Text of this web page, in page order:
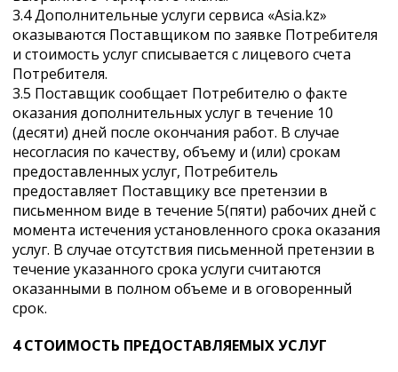
3.4 Дополнительные услуги сервиса «Asia.kz»
оказываются Поставщиком по заявке Потребителя
и стоимость услуг списывается с лицевого счета
Потребителя.
3.5 Поставщик сообщает Потребителю о факте
оказания дополнительных услуг в течение 10
(десяти) дней после окончания работ. В случае
несогласия по качеству, объему и (или) срокам
предоставленных услуг, Потребитель
предоставляет Поставщику все претензии в
письменном виде в течение 5(пяти) рабочих дней с
момента истечения установленного срока оказания
услуг. В случае отсутствия письменной претензии в
течение указанного срока услуги считаются
оказанными в полном объеме и в оговоренный
срок.
4 СТОИМОСТЬ ПРЕДОСТАВЛЯЕМЫХ УСЛУГ